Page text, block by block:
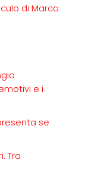
di Marco
e i
se
Tra